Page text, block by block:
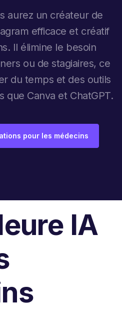
aurez un créateur de
efficace et créatif
Il élimine le besoin
ou de stagiaires, ce
du temps et des outils
que Canva et ChatGPT.
pour les médecins
IA